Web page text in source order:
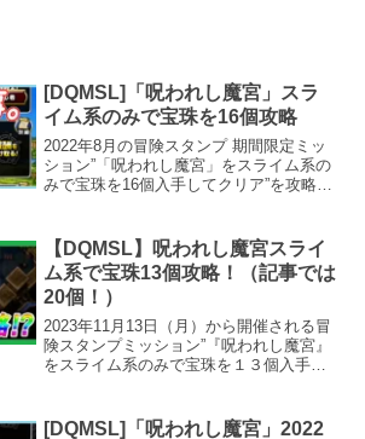
[DQMSL]「呪われし魔宮」スラ
イム系のみで宝珠を16個攻略
2022年8月の冒険スタンプ 期間限定ミッ
ション”「呪われし魔宮」をスライム系の
みで宝珠を16個入手してクリア”を攻略し
りとはいったい・・・！？
【DQMSL】呪われし魔宮スライ
ム系で宝珠13個攻略！（記事では
20個！）
2023年11月13日（月）から開催される冒
険スタンプミッション”『呪われし魔宮』
をスライム系のみで宝珠を１３個入手し
[DQMSL]「呪われし魔宮」2022